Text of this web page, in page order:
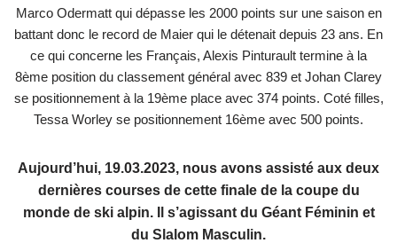
Marco Odermatt qui dépasse les 2000 points sur une saison en
battant donc le record de Maier qui le détenait depuis 23 ans. En
ce qui concerne les Français, Alexis Pinturault termine à la
8ème position du classement général avec 839 et Johan Clarey
se positionnement à la 19ème place avec 374 points. Coté filles,
Tessa Worley se positionnement 16ème avec 500 points.
Aujourd’hui, 19.03.2023, nous avons assisté aux deux
dernières courses de cette finale de la coupe du
monde de ski alpin. Il s’agissant du Géant Féminin et
du Slalom Masculin.